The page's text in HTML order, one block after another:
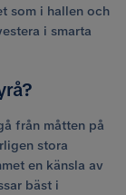
som i hallen och
i smarta
från måtten på
stora
en känsla av
bäst i